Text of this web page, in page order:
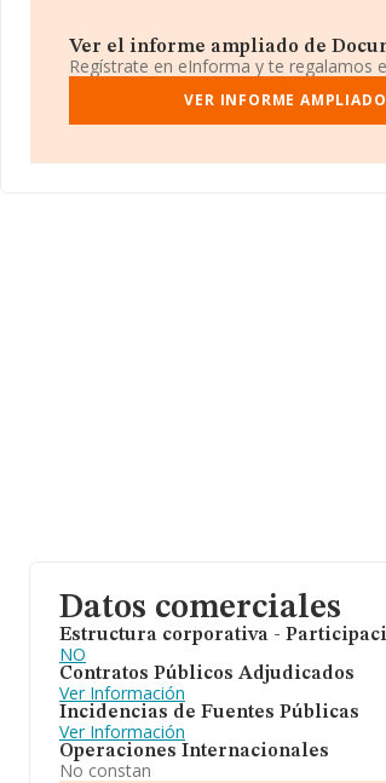
Ver el informe ampliado de
Regístrate en eInforma y te regalamos
VER INFORME
Datos comerciales
Estructura corporativa -
NO
Contratos Públicos Adjudicados
Ver Información
Incidencias de Fuentes Públicas
Ver Información
Operaciones Internacionales
No constan